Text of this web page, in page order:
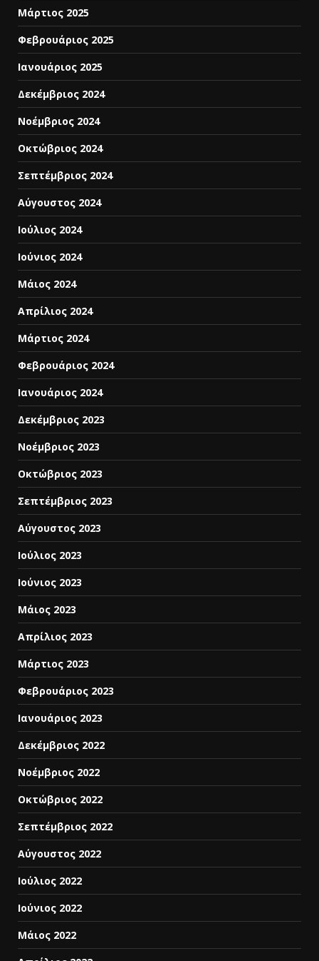
Μάρτιος 2025
Φεβρουάριος 2025
Ιανουάριος 2025
Δεκέμβριος 2024
Νοέμβριος 2024
Οκτώβριος 2024
Σεπτέμβριος 2024
Αύγουστος 2024
Ιούλιος 2024
Ιούνιος 2024
Μάιος 2024
Απρίλιος 2024
Μάρτιος 2024
Φεβρουάριος 2024
Ιανουάριος 2024
Δεκέμβριος 2023
Νοέμβριος 2023
Οκτώβριος 2023
Σεπτέμβριος 2023
Αύγουστος 2023
Ιούλιος 2023
Ιούνιος 2023
Μάιος 2023
Απρίλιος 2023
Μάρτιος 2023
Φεβρουάριος 2023
Ιανουάριος 2023
Δεκέμβριος 2022
Νοέμβριος 2022
Οκτώβριος 2022
Σεπτέμβριος 2022
Αύγουστος 2022
Ιούλιος 2022
Ιούνιος 2022
Μάιος 2022